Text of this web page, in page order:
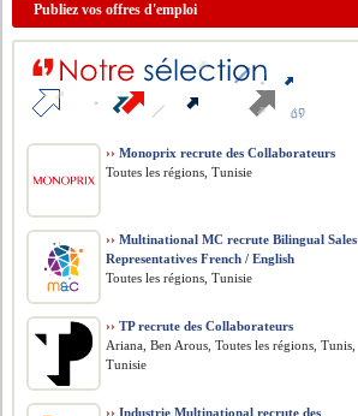
Publiez vos offres d'emploi
›› Monoprix recrute des Collaborateurs
Toutes les régions, Tunisie
›› Multinational MC recrute Bilingual Sales
Representatives French / English
Toutes les régions, Tunisie
›› TP recrute des Collaborateurs
Ariana, Ben Arous, Toutes les régions, Tunis,
Tunisie
›› Industrie Multinational recrute des